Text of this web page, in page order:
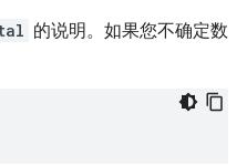
的说明。如果您不确定数